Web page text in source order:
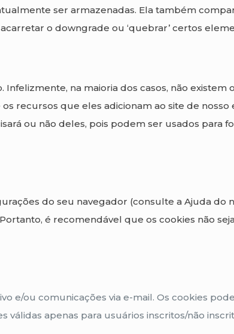
ser armazenadas. Ela também
o downgrade ou ‘quebrar’ certos
na maioria dos casos, não
recursos que eles adicionam ao site de
ou não deles, pois podem ser usados para
do seu navegador (consulte a Ajuda do
é recomendável que os cookies não
e/ou comunicações via e-mail. Os cookies
apenas para usuários inscritos/não